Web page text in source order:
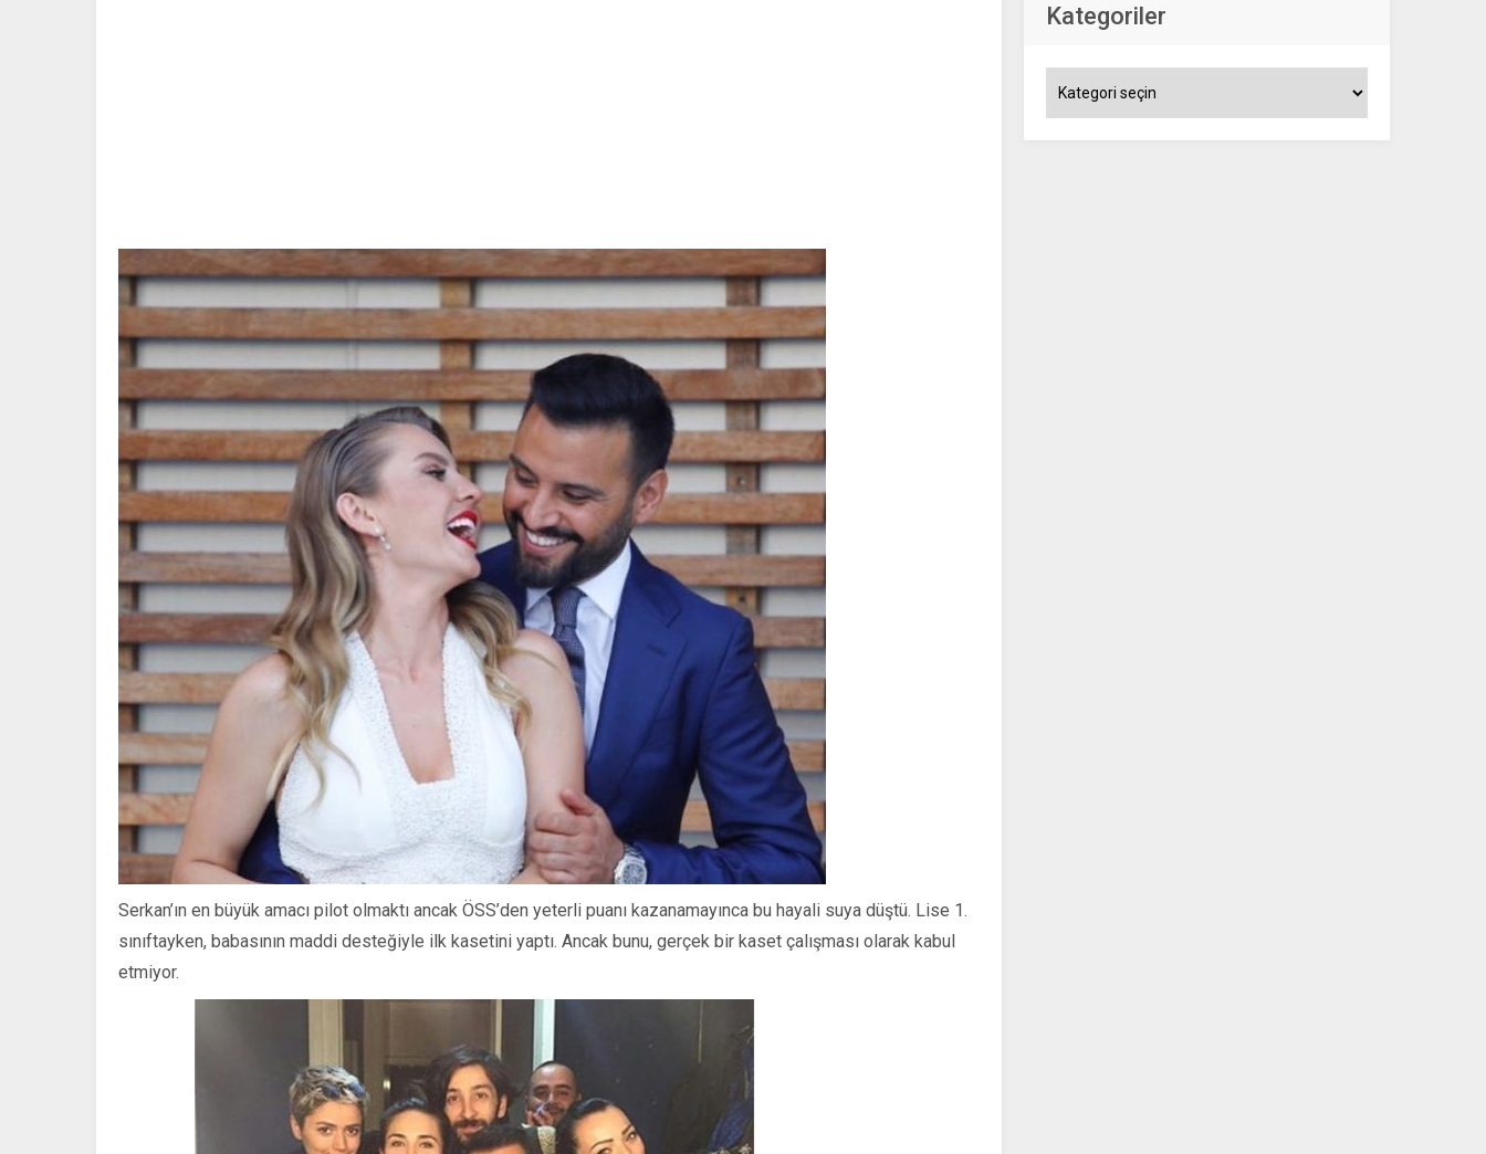
Kategoriler
Serkan’ın en büyük amacı pilot olmaktı ancak ÖSS’den yeterli puanı kazanamayınca bu hayali suya düştü. Lise 1.
sınıftayken, babasının maddi desteğiyle ilk kasetini yaptı. Ancak bunu, gerçek bir kaset çalışması olarak kabul
etmiyor.